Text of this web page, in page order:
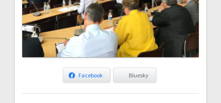
Facebook Bluesky